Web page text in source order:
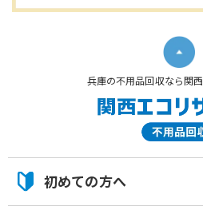
兵庫の不用品回収なら関
初めての方へ